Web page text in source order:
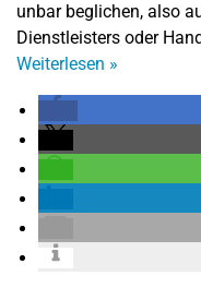
unbar beglichen, also
Dienstleisters oder
Weiterlesen »